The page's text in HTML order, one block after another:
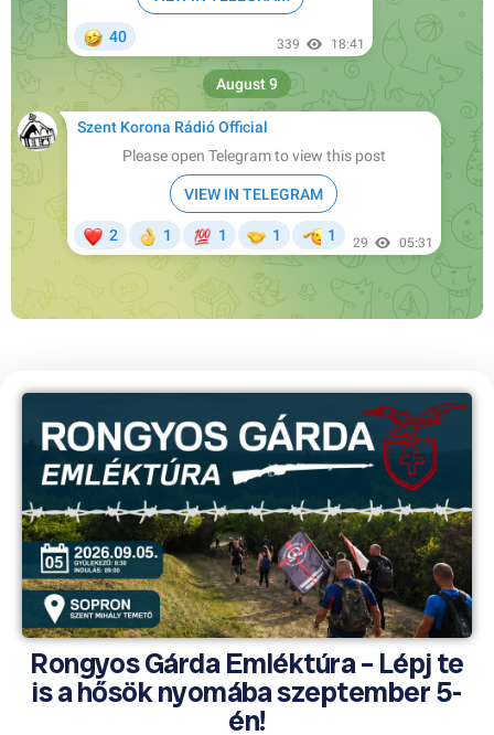
Rongyos Gárda Emléktúra – Lépj te
is a hősök nyomába szeptember 5-
én!